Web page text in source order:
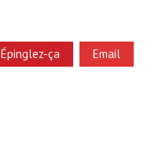
Épinglez-ça Email